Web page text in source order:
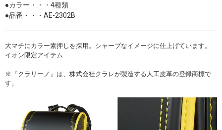
●カラー・・・4種類
●品番・・・AE-2302B
大マチにカラー素押しを採用。シャープなイメージに仕上げています。
イオン限定アイテム
※『クラリーノ』は、株式会社クラレが製造する人工皮革の登録商標で
す。